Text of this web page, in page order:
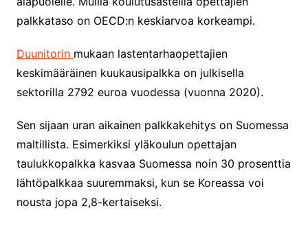
palkkataso on OECD:n keskiarvoa korkeampi.
Duunitorin mukaan lastentarhaopettajien
keskimääräinen kuukausipalkka on julkisella
sektorilla 2792 euroa vuodessa (vuonna 2020).
Sen sijaan uran aikainen palkkakehitys on Suomessa
maltillista. Esimerkiksi yläkoulun opettajan
taulukkopalkka kasvaa Suomessa noin 30 prosenttia
lähtöpalkkaa suuremmaksi, kun se Koreassa voi
nousta jopa 2,8-kertaiseksi.